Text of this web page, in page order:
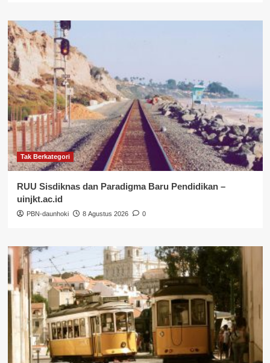
Tak Berkategori
RUU Sisdiknas dan Paradigma Baru Pendidikan –
uinjkt.ac.id
PBN-daunhoki 8 Agustus 2026 0